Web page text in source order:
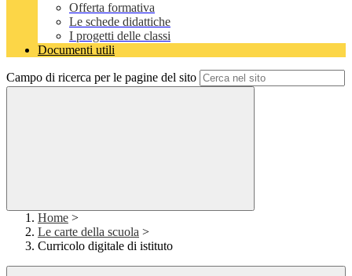
Offerta formativa
Le schede didattiche
I progetti delle classi
Documenti utili
Campo di ricerca per le pagine del sito
Home >
Le carte della scuola >
Curricolo digitale di istituto